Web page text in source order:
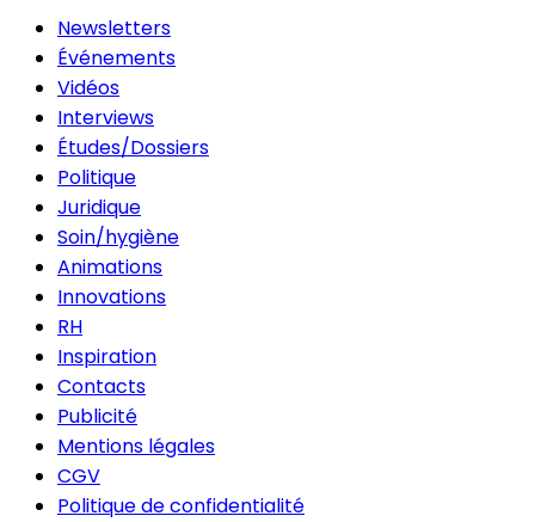
Newsletters
Événements
Vidéos
Interviews
Études/Dossiers
Politique
Juridique
Soin/hygiène
Animations
Innovations
RH
Inspiration
Contacts
Publicité
Mentions légales
CGV
Politique de confidentialité